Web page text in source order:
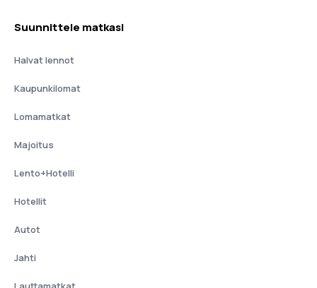
Suunnittele matkasi
Halvat lennot
Kaupunkilomat
Lomamatkat
Majoitus
Lento+Hotelli
Hotellit
Autot
Jahti